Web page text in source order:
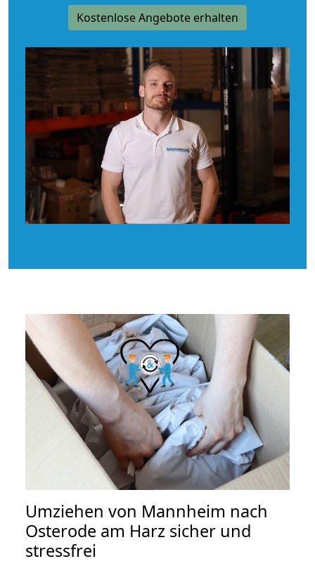
Kostenlose Angebote erhalten
Umziehen von Mannheim nach
Osterode am Harz sicher und
stressfrei